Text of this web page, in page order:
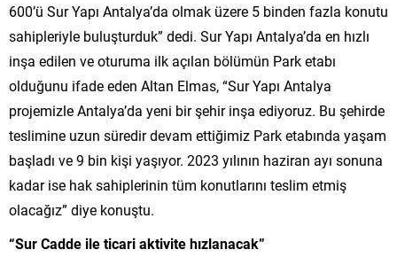
600’ü Sur Yapı Antalya’da olmak üzere 5 binden fazla konutu
sahipleriyle buluşturduk” dedi. Sur Yapı Antalya’da en hızlı
inşa edilen ve oturuma ilk açılan bölümün Park etabı
olduğunu ifade eden Altan Elmas, “Sur Yapı Antalya
projemizle Antalya’da yeni bir şehir inşa ediyoruz. Bu şehirde
teslimine uzun süredir devam ettiğimiz Park etabında yaşam
başladı ve 9 bin kişi yaşıyor. 2023 yılının haziran ayı sonuna
kadar ise hak sahiplerinin tüm konutlarını teslim etmiş
olacağız” diye konuştu.
“Sur Cadde ile ticari aktivite hızlanacak”